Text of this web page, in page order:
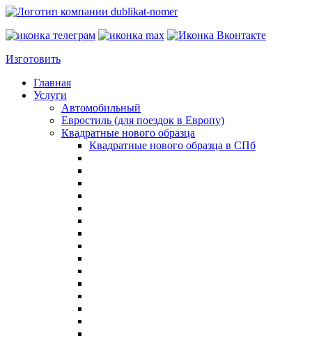
Изготовить
Главная
Услуги
Автомобильный
Евростиль (для поездок в Европу)
Квадратные нового образца
Квадратные нового образца в СПб